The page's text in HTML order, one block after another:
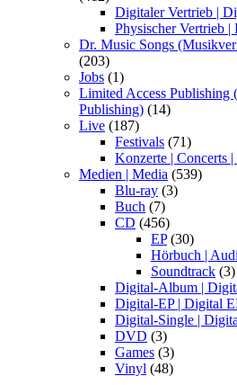
Digitaler Vertrieb |
Physischer Vertrieb
Dr. Music Songs
(203)
Jobs (1)
Limited Access Publishing
Publishing) (14)
Live (187)
Festivals (71)
Konzerte | Concerts
Medien | Media (539)
Blu-ray (3)
Buch (7)
CD (456)
EP(30)
Hörbuch |
Soundtrack (3)
Digital-Album |
Digital-EP | Digital
Digital-Single |
DVD (3)
Games (3)
Vinyl (48)